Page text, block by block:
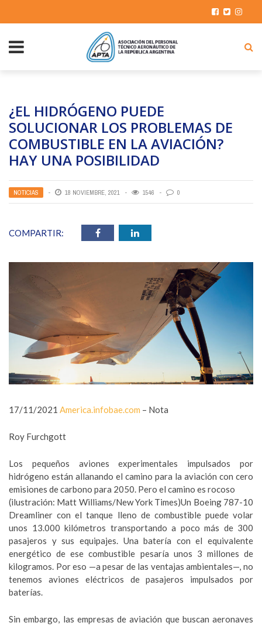
¿EL HIDRÓGENO PUEDE
SOLUCIONAR LOS PROBLEMAS DE
COMBUSTIBLE EN LA AVIACIÓN?
HAY UNA POSIBILIDAD
NOTICIAS 18 NOVIEMBRE, 2021 1546 0
COMPARTIR:
17/11/2021 America.infobae.com – Nota
Roy Furchgott
Los pequeños aviones experimentales impulsados por
hidrógeno están allanando el camino para la aviación con cero
emisiones de carbono para 2050. Pero el camino es rocoso
(ilustración: Matt Williams/New York Times)Un Boeing 787-10
Dreamliner con el tanque lleno de combustible puede volar
unos 13.000 kilómetros transportando a poco más de 300
pasajeros y sus equipajes. Una batería con el equivalente
energético de ese combustible pesaría unos 3 millones de
kilogramos. Por eso —a pesar de las ventajas ambientales—, no
tenemos aviones eléctricos de pasajeros impulsados por
baterías.
Sin embargo, las empresas de aviación que buscan aeronaves